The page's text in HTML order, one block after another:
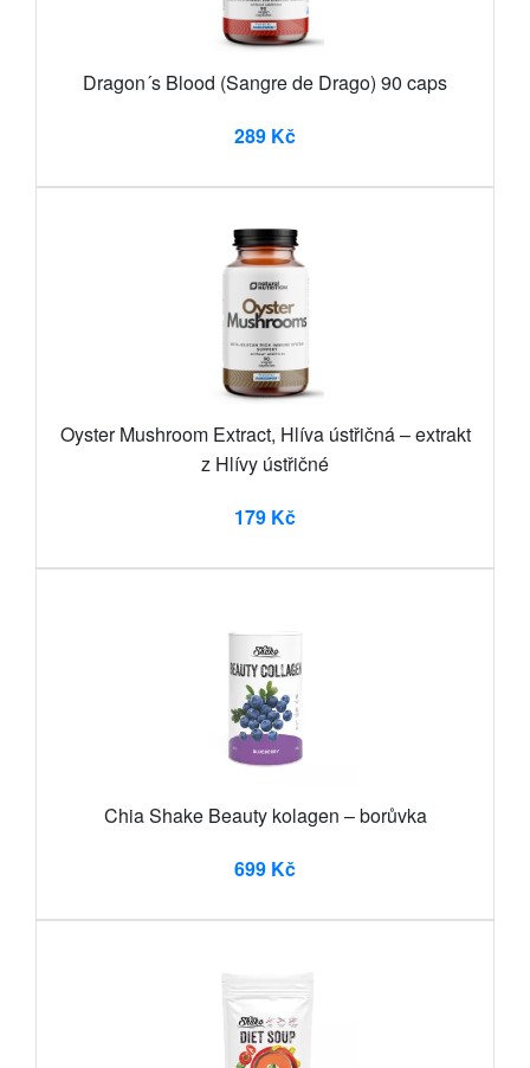
Dragon´s Blood (Sangre de Drago) 90 caps
289 Kč
Oyster Mushroom Extract, Hlíva ústřičná – extrakt
z Hlívy ústřičné
179 Kč
Chia Shake Beauty kolagen – borůvka
699 Kč